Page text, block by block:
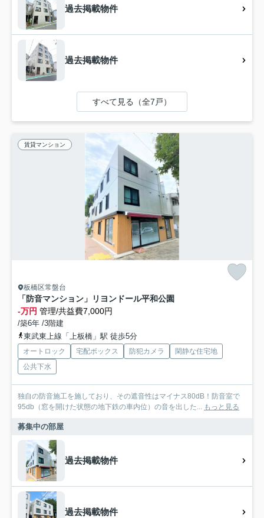
過去掲載物件
過去掲載物件
すべて見る（全7戸）
賃貸マンション
板橋区常盤台
「防音マンション」リヨンドール平和公園
-万円 管理/共益費7,000円
/築6年 /3階建
東武東上線「上板橋」駅 徒歩5分
オートロック 宅配ボックス 防犯カメラ
閑静な住宅地
公共下水
独自の防音施工を施しており、その遮音性はマイナス80dB！防音室で
95db（窓を開けた状態の地下鉄の車内位）の音を出した... もっと見る
募集中の部屋
過去掲載物件
過去掲載物件